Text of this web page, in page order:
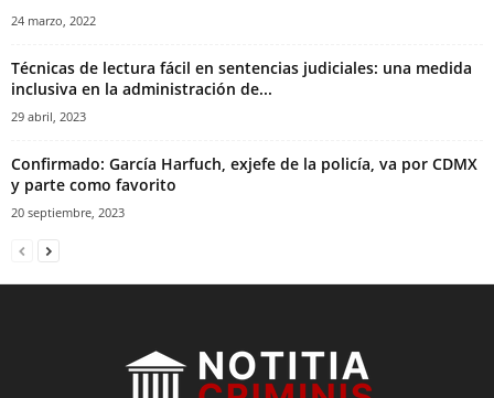
24 marzo, 2022
Técnicas de lectura fácil en sentencias judiciales: una medida
inclusiva en la administración de...
29 abril, 2023
Confirmado: García Harfuch, exjefe de la policía, va por CDMX
y parte como favorito
20 septiembre, 2023